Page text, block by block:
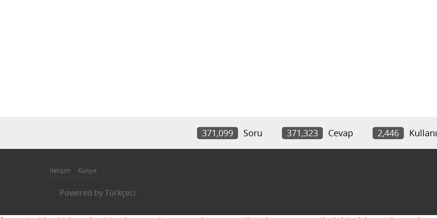
371,099 Soru 371,323 Cevap 2,446
İletişim Künye
Powered byTürkçeci